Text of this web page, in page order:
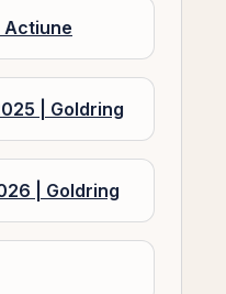
Actiune
| Goldring
| Goldring